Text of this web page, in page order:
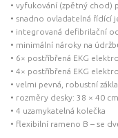
• vyfukování (zpětný chod)
• snadno ovladatelná řídící
• integrovaná defibrilační
• minimální nároky na
• 6× postříbřená EKG
• 4× postříbřená EKG
• velmi pevná, robustní
• rozměry desky: 38 × 40 cm
• 4 uzamykatelná kolečka
• flexibilní rameno B – se